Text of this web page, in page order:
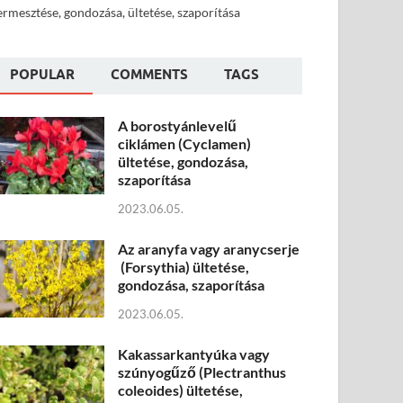
gondozása, ültetése, szaporítása
POPULAR COMMENTS TAGS
A borostyánlevelű
ciklámen (Cyclamen)
ültetése, gondozása,
szaporítása
2023.06.05.
Az aranyfa vagy aranycserje
(Forsythia) ültetése,
gondozása, szaporítása
2023.06.05.
Kakassarkantyúka vagy
szúnyogűző (Plectranthus
coleoides) ültetése,